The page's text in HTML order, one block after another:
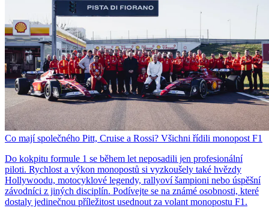
Co mají společného Pitt, Cruise a Rossi? Všichni řídili monopost F1
Do kokpitu formule 1 se během let neposadili jen profesionální
piloti. Rychlost a výkon monopostů si vyzkoušely také hvězdy
Hollywoodu, motocyklové legendy, rallyoví šampioni nebo úspěšní
závodníci z jiných disciplín. Podívejte se na známé osobnosti, které
dostaly jedinečnou příležitost usednout za volant monopostu F1.